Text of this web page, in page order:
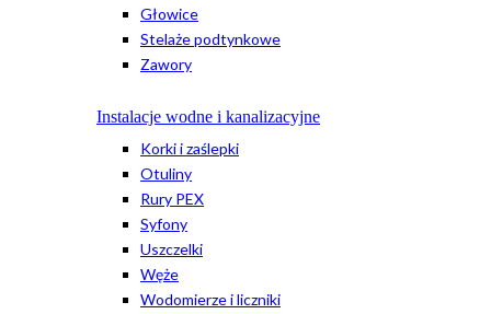
Głowice
Stelaże podtynkowe
Zawory
Instalacje wodne i kanalizacyjne
Korki i zaślepki
Otuliny
Rury PEX
Syfony
Uszczelki
Węże
Wodomierze i liczniki